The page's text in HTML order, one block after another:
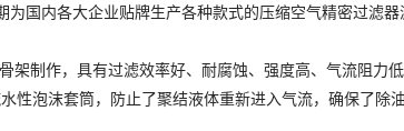
国内各大企业贴牌生产各种款式的压缩空气精密过滤器
架制作，具有过滤效率好、耐腐蚀、强度高、气流阻力
性泡沫套筒，防止了聚结液体重新进入气流，确保了除